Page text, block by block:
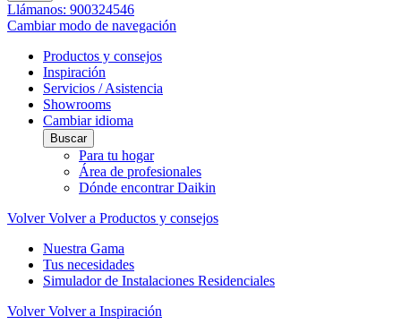
Llámanos: 900324546
Cambiar modo de navegación
Productos y consejos
Inspiración
Servicios / Asistencia
Showrooms
Cambiar idioma
Buscar
Para tu hogar
Área de profesionales
Dónde encontrar Daikin
Volver Volver a Productos y consejos
Nuestra Gama
Tus necesidades
Simulador de Instalaciones Residenciales
Volver Volver a Inspiración